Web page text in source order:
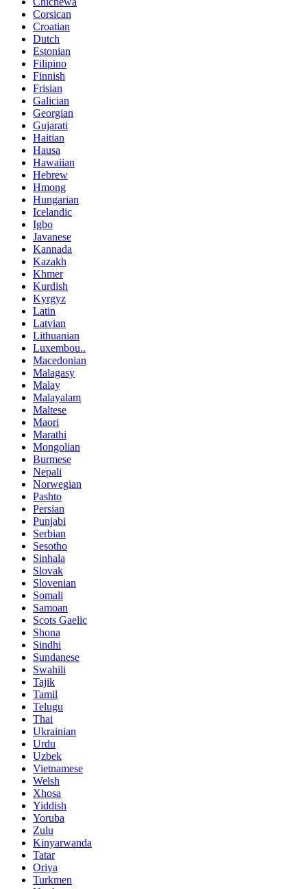
Corsican
Croatian
Dutch
Estonian
Filipino
Finnish
Frisian
Galician
Georgian
Gujarati
Haitian
Hausa
Hawaiian
Hebrew
Hmong
Hungarian
Icelandic
Igbo
Javanese
Kannada
Kazakh
Khmer
Kurdish
Kyrgyz
Latin
Latvian
Lithuanian
Luxembou..
Macedonian
Malagasy
Malay
Malayalam
Maltese
Maori
Marathi
Mongolian
Burmese
Nepali
Norwegian
Pashto
Persian
Punjabi
Serbian
Sesotho
Sinhala
Slovak
Slovenian
Somali
Samoan
Scots Gaelic
Shona
Sindhi
Sundanese
Swahili
Tajik
Tamil
Telugu
Thai
Ukrainian
Urdu
Uzbek
Vietnamese
Welsh
Xhosa
Yiddish
Yoruba
Zulu
Kinyarwanda
Tatar
Oriya
Turkmen